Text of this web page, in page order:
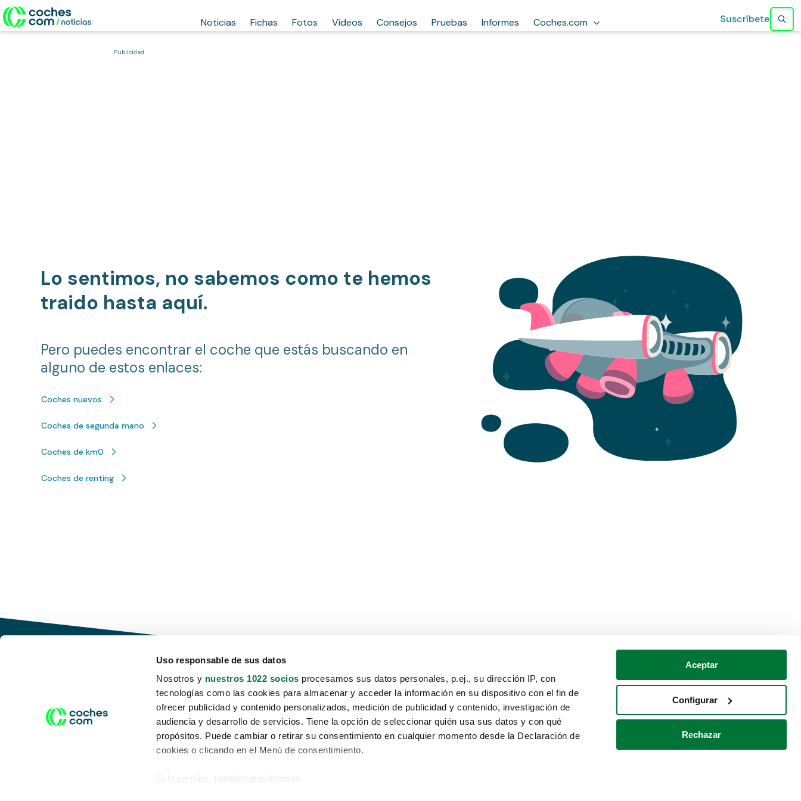
Uso responsable de sus datos
Nosotros y nuestros 1022 socios procesamos sus datos personales, p.ej., su dirección IP, con
tecnologías como las cookies para almacenar y acceder la información en su dispositivo con el fin de
ofrecer publicidad y contenido personalizados, medición de publicidad y contenido, investigación de
audiencia y desarrollo de servicios. Tiene la opción de seleccionar quién usa sus datos y con qué
propósitos. Puede cambiar o retirar su consentimiento en cualquier momento desde la Declaración de
cookies o clicando en el Menú de consentimiento.
Si lo permite, también quisiéramos:
Aceptar
Configurar
Rechazar
Noticias Fichas Fotos Vídeos Consejos Pruebas Informes Coches.com Suscríbete
Publicidad
Lo sentimos, no sabemos como te hemos
traido hasta aquí.
Pero puedes encontrar el coche que estás buscando en
alguno de estos enlaces:
Coches nuevos
Coches de segunda mano
Coches de km0
Coches de renting
Conduce tu futuro,
desata tu movilidad